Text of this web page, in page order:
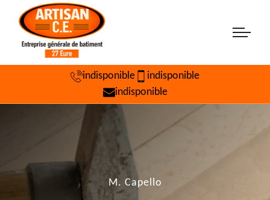
indisponible
indisponible
indisponible
M. Capello